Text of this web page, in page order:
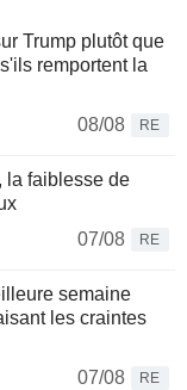
Trump plutôt que
remportent la
08/08
RE
la faiblesse de
07/08
RE
semaine
les craintes
07/08
RE